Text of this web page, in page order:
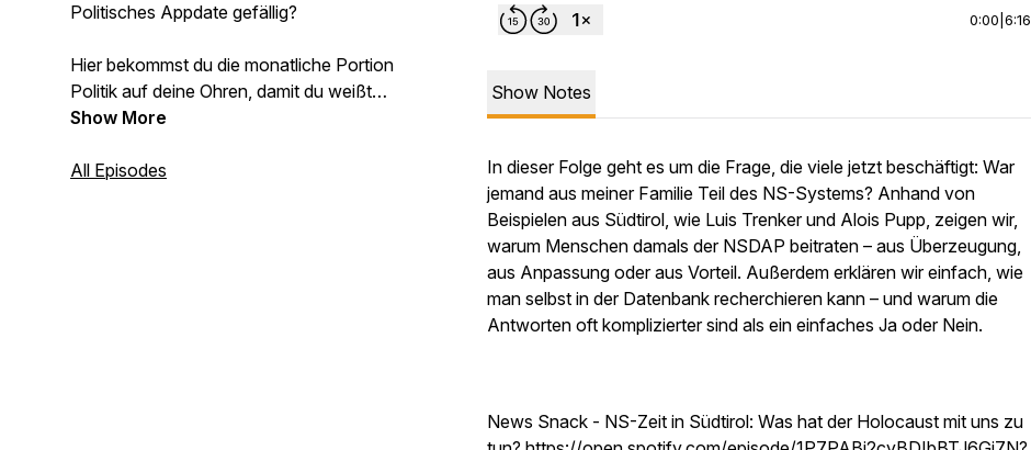
Politisches Appdate gefällig?
Hier bekommst du die monatliche Portion
Politik auf deine Ohren, damit du weißt
was in Südtirol abgeht!
Viel Spaß! :)
Show More
All Episodes
0:00 6:16
Show Notes
In dieser Folge geht es um die Frage, die viele jetzt beschäftigt: War
jemand aus meiner Familie Teil des NS-Systems? Anhand von
Beispielen aus Südtirol, wie Luis Trenker und Alois Pupp, zeigen wir,
warum Menschen damals der NSDAP beitraten – aus Überzeugung,
aus Anpassung oder aus Vorteil. Außerdem erklären wir einfach, wie
man selbst in der Datenbank recherchieren kann – und warum die
Antworten oft komplizierter sind als ein einfaches Ja oder Nein.
News Snack - NS-Zeit in Südtirol: Was hat der Holocaust mit uns zu